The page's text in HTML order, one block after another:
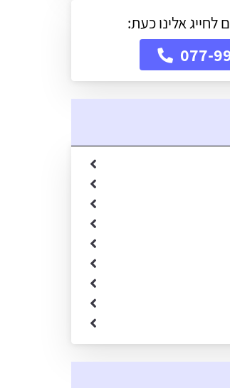
אלינו כעת:
077-